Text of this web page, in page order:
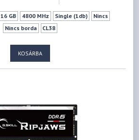
16 GB 4800 MHz Single (1db)
Nincs
Nincs borda
CL38
KOSÁRBA